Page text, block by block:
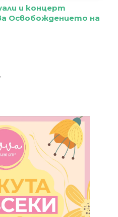
и концерт
Освобождението на